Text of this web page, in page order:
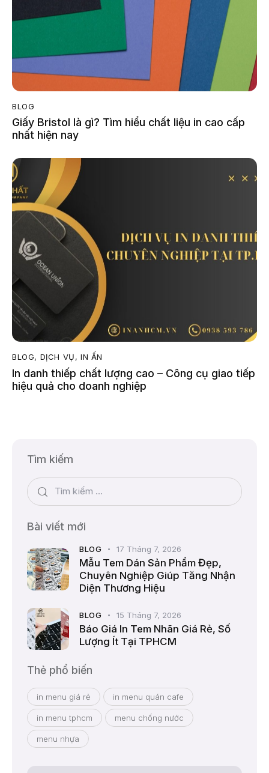
BLOG
Giấy Bristol là gì? Tìm hiểu chất liệu in cao cấp
nhất hiện nay
BLOG, DỊCH VỤ,IN ẤN
In danh thiếp chất lượng cao – Công cụ giao tiếp
hiệu quả cho doanh nghiệp
Tìm kiếm
Bài viết mới
BLOG 17 Tháng 7, 2026
Mẫu Tem Dán Sản Phẩm Đẹp,
Chuyên Nghiệp Giúp Tăng Nhận
Diện Thương Hiệu
BLOG 15 Tháng 7, 2026
Báo Giá In Tem Nhãn Giá Rẻ, Số
Lượng Ít Tại TPHCM
Thẻ phổ biến
in menu giá rẻ in menu quán cafe
in menu tphcm menu chống nước
menu nhựa